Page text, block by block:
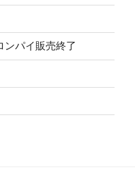
ンパイ販売終了